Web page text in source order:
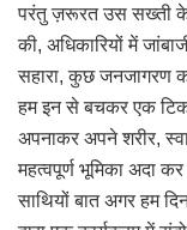
परंतु ज़रूरत उस सख्ती
की, अधिकारियों में
सहारा, कुछ जनजागरण
हम इन से बचकर एक
अपनाकर अपने शरीर,
महत्वपूर्ण भूमिका अदा
साथियों बात अगर हम